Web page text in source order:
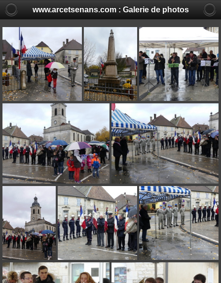
www.arcetsenans.com : Galerie de photos